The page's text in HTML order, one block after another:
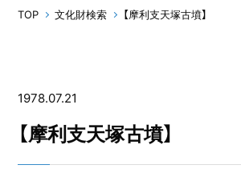
TOP 文化財検索 【摩利支天塚古墳】
1978.07.21
【摩利支天塚古墳】